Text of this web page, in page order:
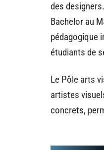
des
Bachelor au
pédagogique
étudiants de
Le Pôle arts
artistes
concrets,